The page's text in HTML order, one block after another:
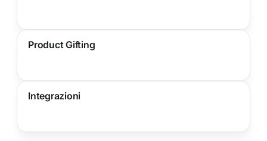
Product Gifting
Integrazioni